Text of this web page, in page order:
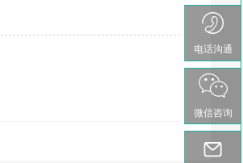
电话沟通
微信咨询